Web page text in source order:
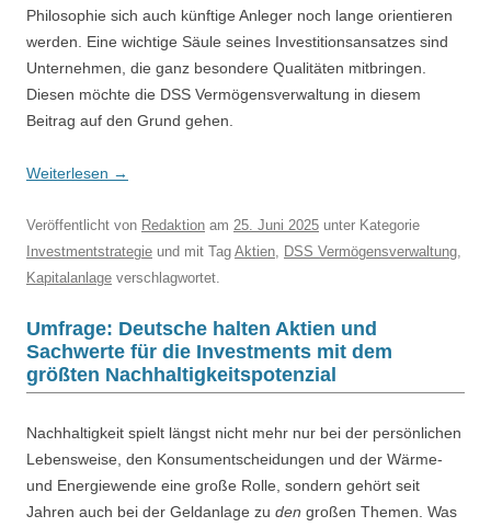
Philosophie sich auch künftige Anleger noch lange orientieren
werden. Eine wichtige Säule seines Investitionsansatzes sind
Unternehmen, die ganz besondere Qualitäten mitbringen.
Diesen möchte die DSS Vermögensverwaltung in diesem
Beitrag auf den Grund gehen.
Weiterlesen →
Veröffentlicht von Redaktion am 25. Juni 2025 unter Kategorie
Investmentstrategie und mit Tag Aktien, DSS Vermögensverwaltung,
Kapitalanlage verschlagwortet.
Umfrage: Deutsche halten Aktien und
Sachwerte für die Investments mit dem
größten Nachhaltigkeitspotenzial
Nachhaltigkeit spielt längst nicht mehr nur bei der persönlichen
Lebensweise, den Konsumentscheidungen und der Wärme-
und Energiewende eine große Rolle, sondern gehört seit
Jahren auch bei der Geldanlage zu den großen Themen. Was